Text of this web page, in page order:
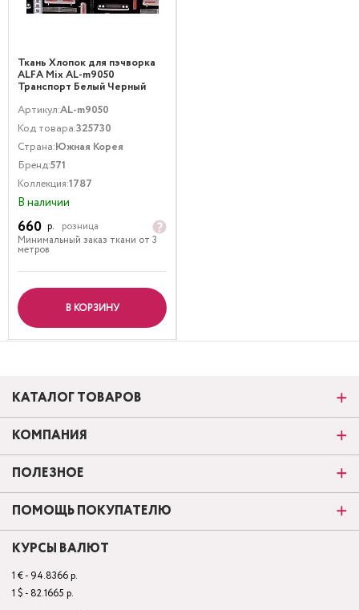
Ткань Хлопок для пэчворка
ALFA Mix AL-m9050
Транспорт Белый Черный
Артикул:AL-m9050
Код товара:325730
Страна:Южная Корея
Бренд:571
Коллекция:1787
В наличии
660 р.
розница
Минимальный заказ ткани от 3
метров
В КОРЗИНУ
КАТАЛОГ ТОВАРОВ
КОМПАНИЯ
ПОЛЕЗНОЕ
ПОМОЩЬ ПОКУПАТЕЛЮ
КУРСЫ ВАЛЮТ
1 € - 94.8366 р.
1 $ - 82.1665 р.